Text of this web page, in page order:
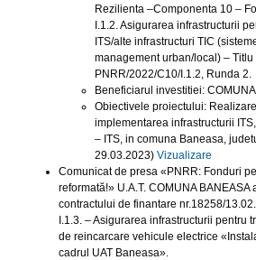
Rezilienta –Componenta 10 –
I.1.2. Asigurarea infrastructurii
ITS/alte infrastructuri TIC
management urban/local) – Titlu
PNRR/2022/C10/I.1.2, Runda 2.
Beneficiarul investitiei:
Obiectivele proiectului:
implementarea infrastructurii ITS,
– ITS, in comuna Baneasa,
29.03.2023) Vizualizare
Comunicat de presa «PNRR: Fonduri
reformată!» U.A.T. COMUNA BANEASA
contractului de finantare nr.18258/
I.1.3. – Asigurarea infrastructurii pentru
de reincarcare vehicule electrice
cadrul UAT Baneasa».